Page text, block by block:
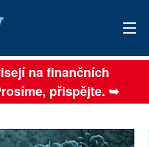
na finančních
přispějte. ➥